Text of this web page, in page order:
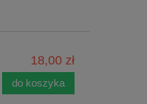
18,00 zł
do koszyka